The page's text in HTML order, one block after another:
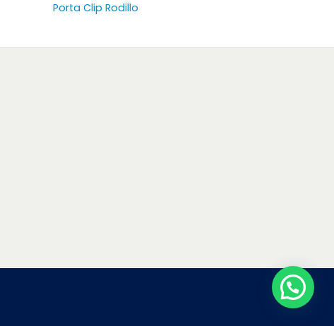
Porta Clip Rodillo